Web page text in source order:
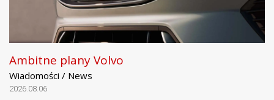
Ambitne plany Volvo
Wiadomości / News
2026.08.06